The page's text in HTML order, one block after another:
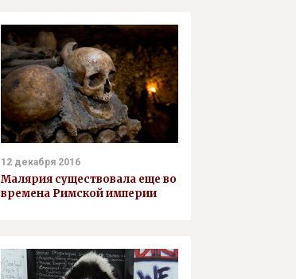
12 декабря 2016
Малярия существовала еще во
времена Римской империи